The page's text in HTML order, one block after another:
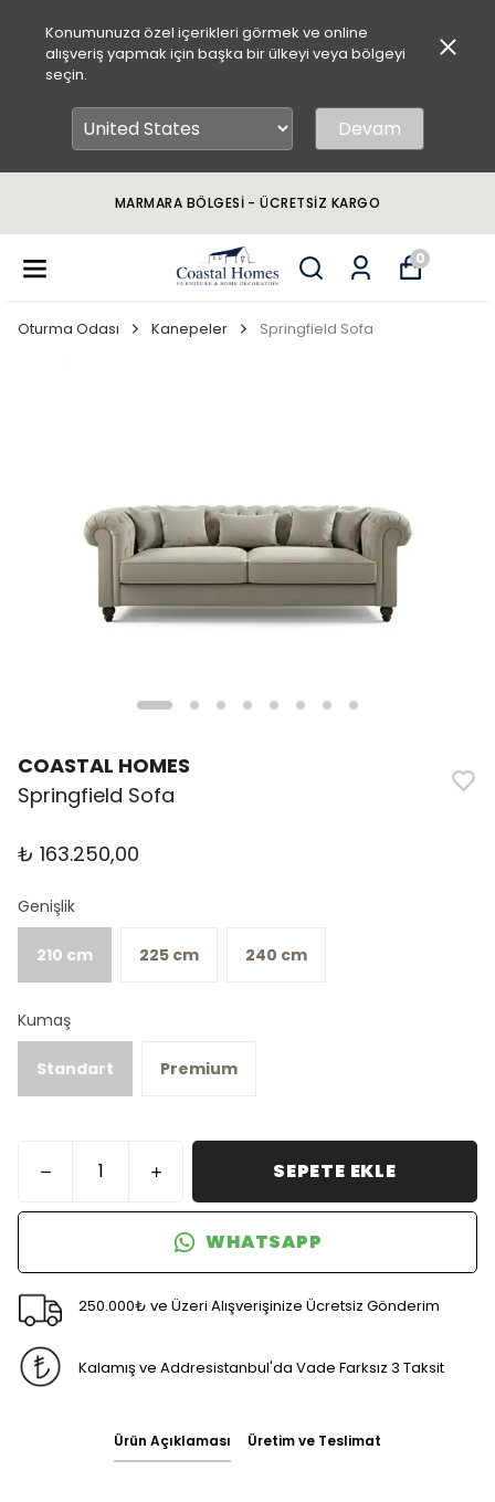
Konumunuza özel içerikleri görmek ve online
alışveriş yapmak için başka bir ülkeyi veya bölgeyi
seçin.
Devam
MARMARA BÖLGESİ - ÜCRETSİZ KARGO
0
Oturma Odası Kanepeler Springfield Sofa
COASTAL HOMES
Springfield Sofa
₺ 163.250,00
Genişlik
210 cm 225 cm 240 cm
Kumaş
Standart Premium
SEPETE EKLE
WHATSAPP
250.000₺ ve Üzeri Alışverişinize Ücretsiz Gönderim
Kalamış ve Addresistanbul'da Vade Farksız 3 Taksit
Ürün Açıklaması Üretim ve Teslimat